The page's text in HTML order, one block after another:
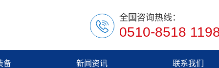
全国咨询热线：
0510-8518
备 新闻资讯 联系我们